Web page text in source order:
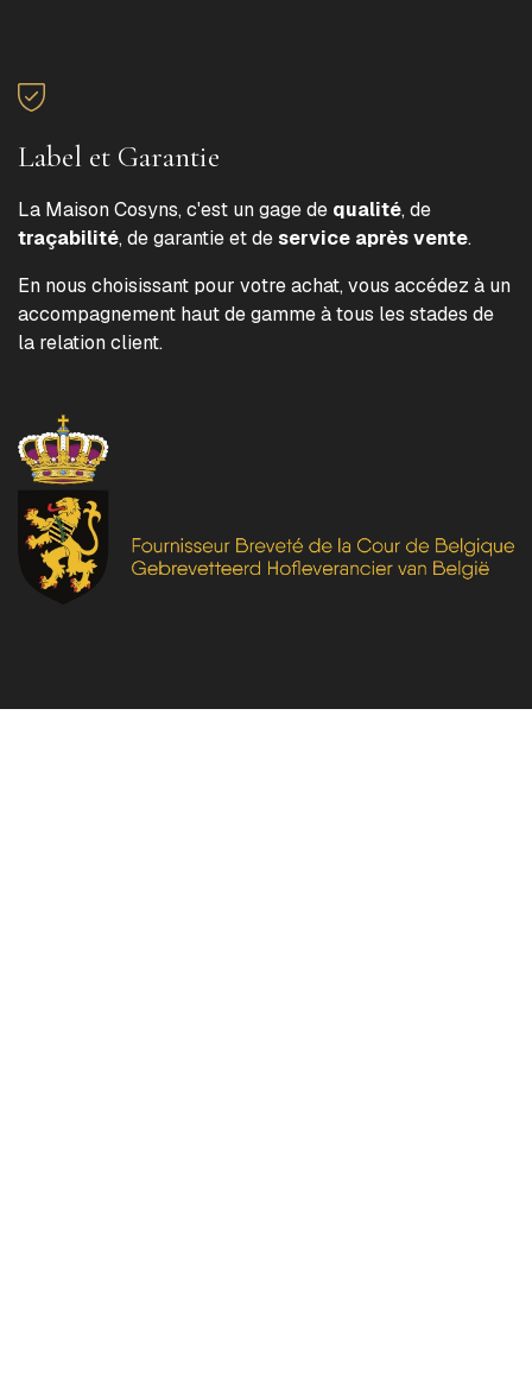
Label et Garantie
La Maison Cosyns, c'est un gage de qualité, de
traçabilité, de garantie et deservice après vente.
En nous choisissant pour votre achat, vous accédez à un
accompagnement haut de gamme à tous les stades de
la relation client.